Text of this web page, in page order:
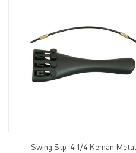
Swing Stp-4 1/4 Keman Metal